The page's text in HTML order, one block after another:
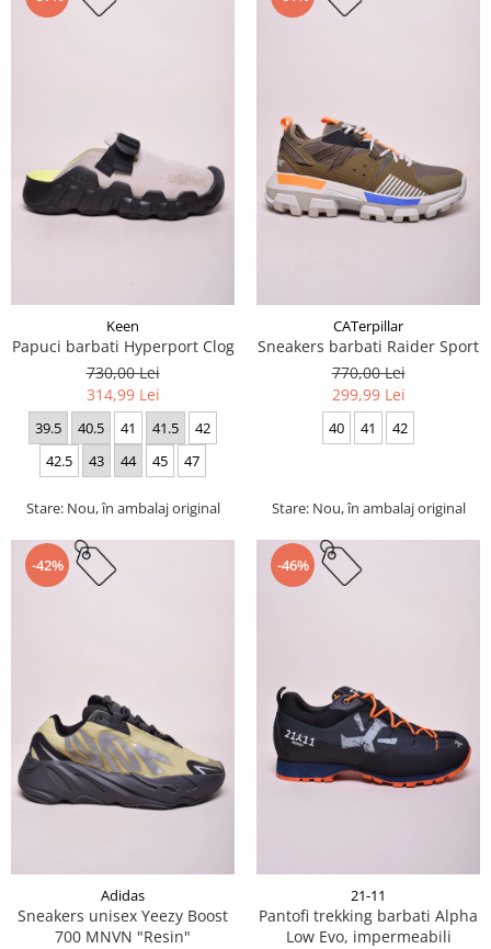
Keen
Papuci barbati Hyperport Clog
730,00 Lei
314,99 Lei
39.5 40.5 41 41.5
42
42.5
43 44 45 47
Stare: Nou, în ambalaj original
CATerpillar
Sneakers barbati Raider Sport
770,00 Lei
299,99 Lei
40 41 42
Stare: Nou, în ambalaj original
-42%
Adidas
Sneakers unisex Yeezy Boost
700 MNVN "Resin"
-46%
21-11
Pantofi trekking barbati Alpha
Low Evo, impermeabili